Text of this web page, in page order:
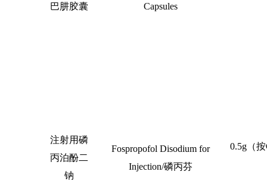
巴肼胶囊
Capsules
注射用磷
丙泊酚二
钠
Fospropofol Disodium for
Injection/磷丙芬
0.5g （按